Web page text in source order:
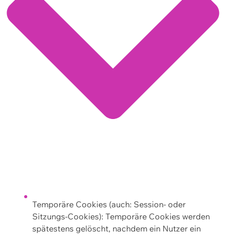
Temporäre Cookies (auch: Session- oder
Sitzungs-Cookies): Temporäre Cookies werden
spätestens gelöscht, nachdem ein Nutzer ein